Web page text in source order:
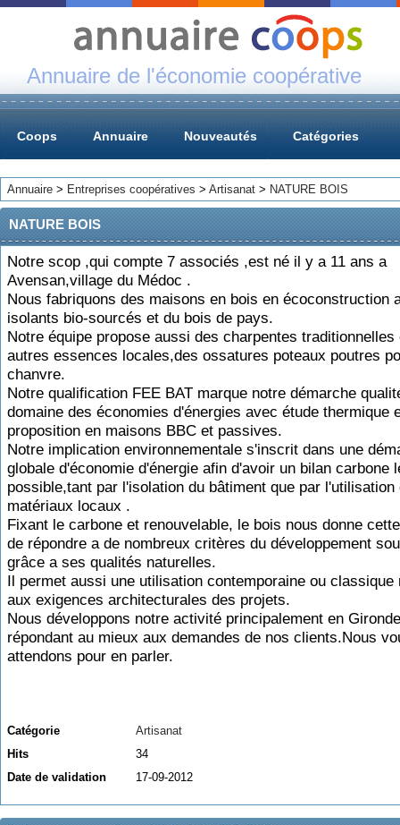
Annuaire de l'économie coopérative
Coops Annuaire Nouveautés Catégories
Annuaire > Entreprises coopératives > Artisanat > NATURE BOIS
NATURE BOIS
Notre scop ,qui compte 7 associés ,est né il y a 11 ans a
Avensan,village du Médoc .
Nous fabriquons des maisons en bois en écoconstruction
isolants bio-sourcés et du bois de pays.
Notre équipe propose aussi des charpentes traditionnelles
autres essences locales,des ossatures poteaux poutres
chanvre.
Notre qualification FEE BAT marque notre démarche
domaine des économies d'énergies avec étude thermique
proposition en maisons BBC et passives.
Notre implication environnementale s'inscrit dans une
globale d'économie d'énergie afin d'avoir un bilan carbone
possible,tant par l'isolation du bâtiment que par l'utilisation
matériaux locaux .
Fixant le carbone et renouvelable, le bois nous donne
de répondre a de nombreux critères du développement
grâce a ses qualités naturelles.
Il permet aussi une utilisation contemporaine ou classique
aux exigences architecturales des projets.
Nous développons notre activité principalement en
répondant au mieux aux demandes de nos clients.Nous
attendons pour en parler.
Catégorie
Artisanat
Hits
34
Date de validation
17-09-2012